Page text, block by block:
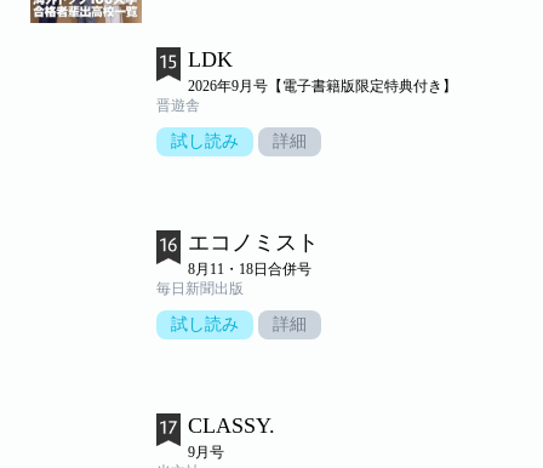
LDK
2026年9月号【電子書籍版限定特典付き】
晋遊舎
試し読み 詳細
エコノミスト
8月11・18日合併号
毎日新聞出版
試し読み 詳細
CLASSY.
9月号